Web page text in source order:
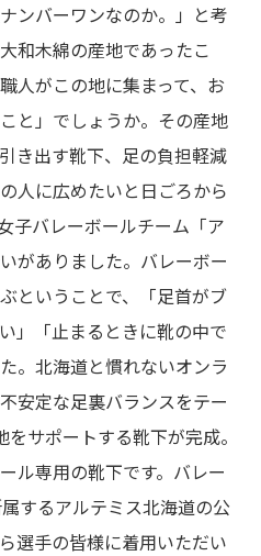
ンバーワンなのか。」と考
和木綿の産地であったこ
人がこの地に集まって、お
と」でしょうか。その産地
き出す靴下、足の負担軽減
人に広めたいと日ごろから
子バレーボールチーム「ア
がありました。バレーボー
ということで、「足首がブ
」「止まるときに靴の中で
。北海道と慣れないオンラ
安定な足裏バランスをテー
サポートする靴下が完成。
ル専用の靴下です。バレー
するアルテミス北海道の公
選手の皆様に着用いただい